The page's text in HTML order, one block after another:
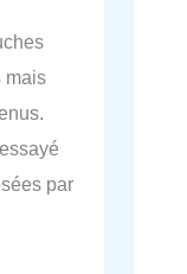
mais
par